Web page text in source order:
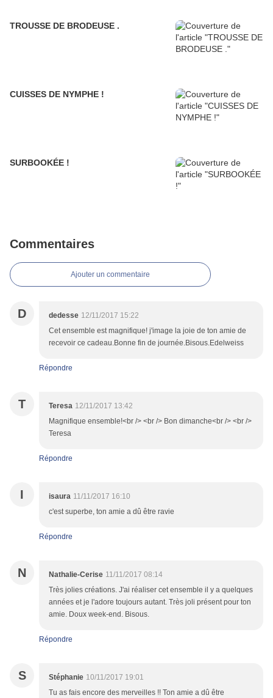
TROUSSE DE BRODEUSE .
CUISSES DE NYMPHE !
SURBOOKÉE !
Commentaires
Ajouter un commentaire
D dedesse 12/11/2017 15:22
Cet ensemble est magnifique! j'image la joie de ton amie de
recevoir ce cadeau.Bonne fin de journée.Bisous.Edelweiss
Répondre
T Teresa 12/11/2017 13:42
Magnifique ensemble!<br /> <br /> Bon dimanche<br /> <br />
Teresa
Répondre
I isaura 11/11/2017 16:10
c'est superbe, ton amie a dû être ravie
Répondre
N Nathalie-Cerise 11/11/2017 08:14
Très jolies créations. J'ai réaliser cet ensemble il y a quelques
années et je l'adore toujours autant. Très joli présent pour ton
amie. Doux week-end. Bisous.
Répondre
S Stéphanie 10/11/2017 19:01
Tu as fais encore des merveilles !! Ton amie a dû être